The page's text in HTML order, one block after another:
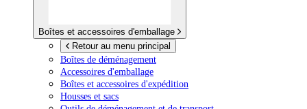
Boîtes et accessoires d'emballage
Retour au menu principal
Boîtes de déménagement
Accessoires d'emballage
Boîtes et accessoires d'expédition
Housses et sacs